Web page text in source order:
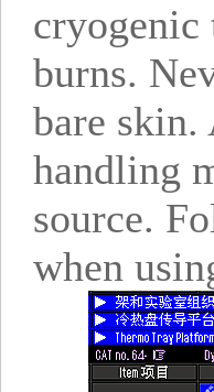
cryogenic
burns.
bare skin.
handling
source.
when